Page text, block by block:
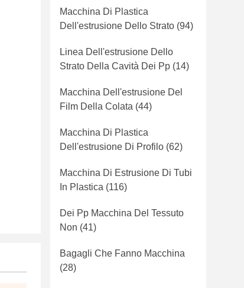
Macchina Di Plastica
Dell'estrusione Dello Strato (94)
Linea Dell'estrusione Dello
Strato Della Cavità Dei Pp (14)
Macchina Dell'estrusione Del
Film Della Colata (44)
Macchina Di Plastica
Dell'estrusione Di Profilo (62)
Macchina Di Estrusione Di Tubi
In Plastica (116)
Dei Pp Macchina Del Tessuto
Non (41)
Bagagli Che Fanno Macchina
(28)